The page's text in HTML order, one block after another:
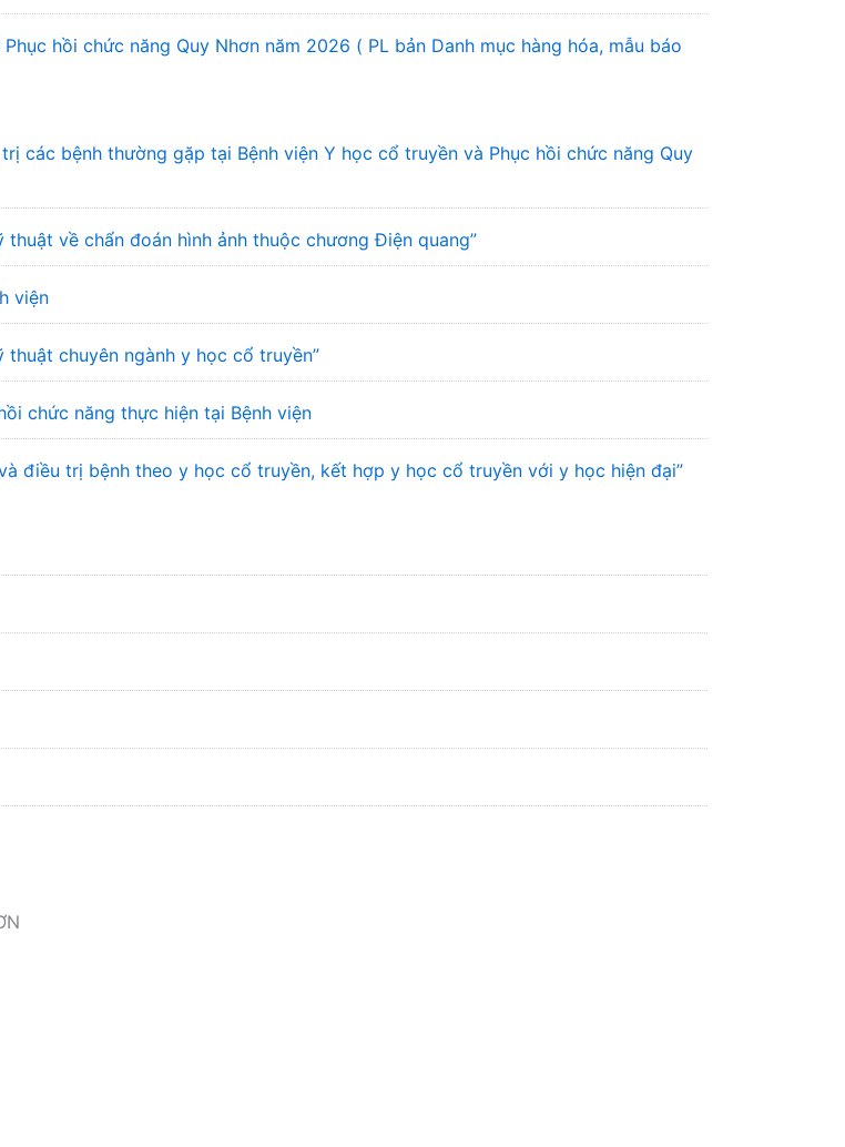
hồi chức năng Quy Nhơn năm 2026 ( PL bản Danh mục hàng hóa, mẫu báo
các bệnh thường gặp tại Bệnh viện Y học cổ truyền và Phục hồi chức năng Quy
về chẩn đoán hình ảnh thuộc chương Điện quang”
viện
thuật chuyên ngành y học cổ truyền”
chức năng thực hiện tại Bệnh viện
điều trị bệnh theo y học cổ truyền, kết hợp y học cổ truyền với y học hiện đại”